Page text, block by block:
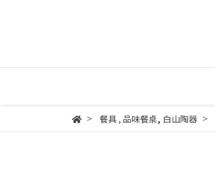
餐具, 品味餐桌, 白山陶器